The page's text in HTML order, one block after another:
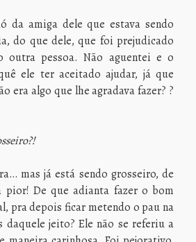
da amiga dele que estava sendo
do que dele, que foi prejudicado
outra pessoa. Não aguentei e o
ele ter aceitado ajudar, já que
era algo que lhe agradava fazer? ?
mas já está sendo grosseiro, de
pior! De que adianta fazer o bom
pra depois ficar metendo o pau na
daquele jeito? Ele não se referiu a